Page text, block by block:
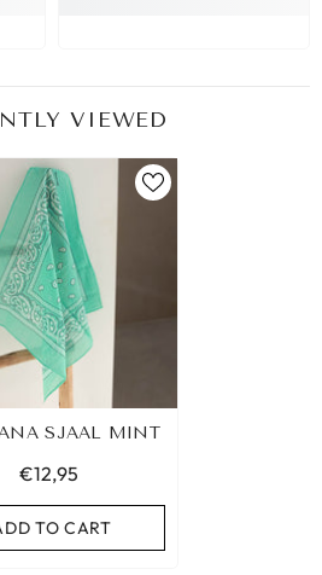
VIEWED
SJAAL MINT
€12,95
TO CART